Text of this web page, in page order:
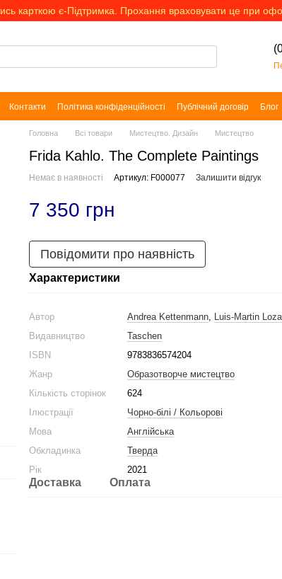
карткою є-Підтримка. Прохання враховувати це при
Контакти Політика конфіденційності Публічний договір Блог
Головна Всі товари Мистецтво. Дизайн Мистецтво
Frida Kahlo. The Complete Paintings
Немає в наявності Артикул: F000077 Залишити відгук
7 350 грн
Повідомити про наявність
Характеристики
Автор Andrea Kettenmann, Luis-Martin
Видавництво
Taschen
ISBN
9783836574204
Жанр
Образотворче мистецтво
Кількість сторінок
624
Ілюстрації
Чорно-білі / Кольорові
Мова
Англійська
Обкладинка
Тверда
Рік
2021
Доставка Оплата